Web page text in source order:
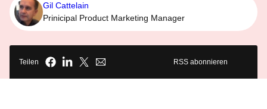
Gil Cattelain
Prinicipal Product Marketing Manager
Teilen RSS abonnieren